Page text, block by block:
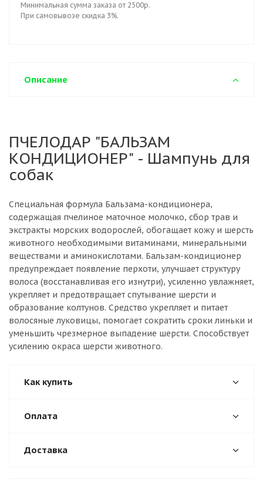
Минимальная сумма заказа от 2500р.
При самовывозе скидка 3%.
Описание
ПЧЕЛОДАР "БАЛЬЗАМ
КОНДИЦИОНЕР" - Шампунь для
собак
Специальная формула Бальзама-кондиционера,
содержащая пчелиное маточное молочко, сбор трав и
экстракты морских водорослей, обогащает кожу и шерсть
животного необходимыми витаминами, минеральными
веществами и аминокислотами. Бальзам-кондиционер
предупреждает появление перхоти, улучшает структуру
волоса (восстанавливая его изнутри), усиленно увлажняет,
укрепляет и предотвращает спутывание шерсти и
образование колтунов. Средство укрепляет и питает
волосяные луковицы, помогает сократить сроки линьки и
уменьшить чрезмерное выпадение шерсти. Способствует
усилению окраса шерсти животного.
Как купить
Оплата
Доставка